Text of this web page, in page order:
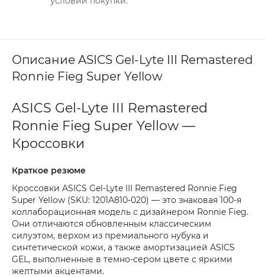
Описание ASICS Gel-Lyte III Remastered
Ronnie Fieg Super Yellow
ASICS Gel-Lyte III Remastered
Ronnie Fieg Super Yellow —
Кроссовки
Краткое резюме
Кроссовки ASICS Gel-Lyte III Remastered Ronnie Fieg
Super Yellow (SKU: 1201A810-020) — это знаковая 100-я
коллаборационная модель с дизайнером Ronnie Fieg.
Они отличаются обновленным классическим
силуэтом, верхом из премиального нубука и
синтетической кожи, а также амортизацией ASICS
GEL, выполненные в темно-сером цвете с яркими
желтыми акцентами.